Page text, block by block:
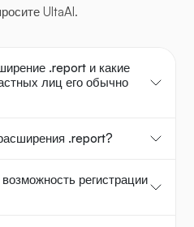
UltaAI.
.report и какие
лиц его обычно
.report?
регистрации